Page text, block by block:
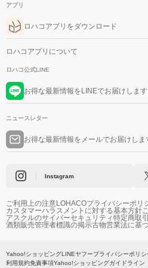
アプリ
ロハコアプリをダウンロード
ロハコアプリについて
ロハコ公式LINE
お得な最新情報をLINEでお届けします
ニュースレター
お得な最新情報をメールでお届けしま
Instagram
ご利用上の注意LOHACOプライバシーポリ
カスタマーハラスメントに対する基本方針
アスクルのサイバーセキュリティ特定商取
酒類販売管理者標識の掲示古物営業法に基
Yahoo!ショッピングLINEヤフープライバシーポリシ
利用規約免責事項Yahoo!ショッピングガイドライン